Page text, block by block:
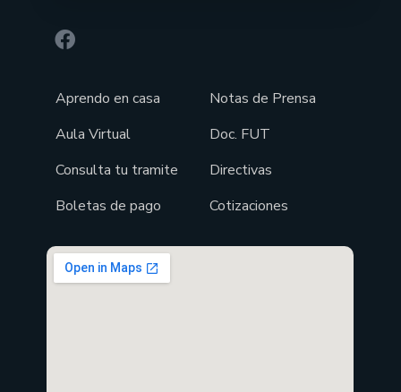
Aprendo en casa
Aula Virtual
Consulta tu tramite
Boletas de pago
Notas de Prensa
Doc. FUT
Directivas
Cotizaciones